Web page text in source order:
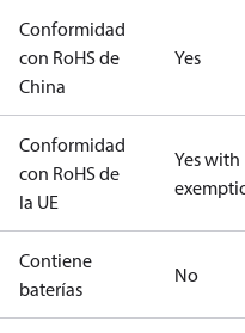
Conformidad
con RoHS de
China
Yes
Conformidad
con RoHS de
la UE
Yes with
Contiene
baterías
No